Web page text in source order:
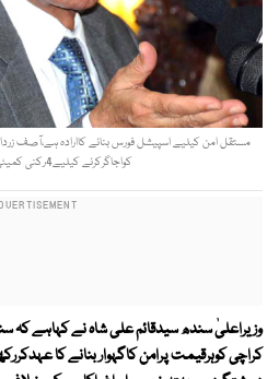
مستقل امن کیلیے اسپیشل فورس بنانے کاارادہ ہے،آصف
کواجاگرکرنے کیلیے4رکنی کمیٹی قائم۔ فوٹو: فائل
وزیراعلیٰ سندھ سیدقائم علی شاہ نے کہاہے
کراچی کوہرقیمت پرامن کاگہوار بنانے کا